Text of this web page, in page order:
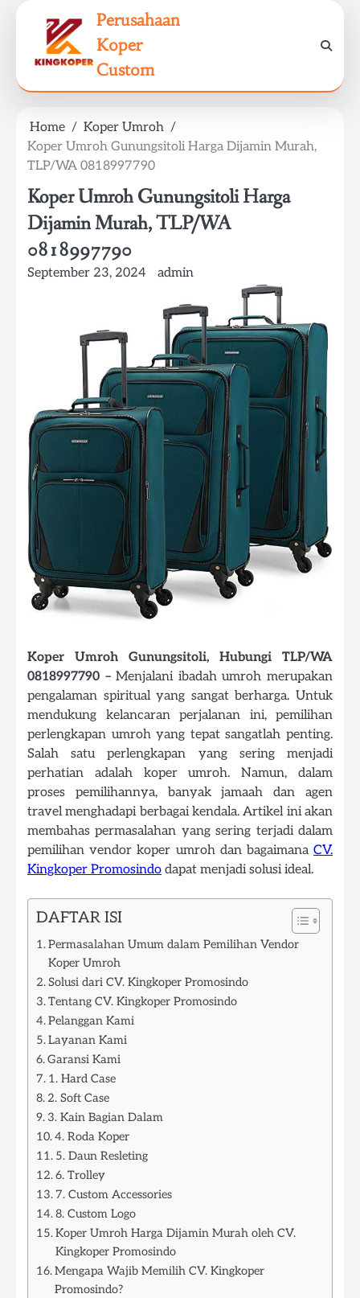
Perusahaan
Koper
Custom
Home
Koper Umroh
Koper Umroh Gunungsitoli Harga Dijamin Murah,
TLP/WA 0818997790
Koper Umroh Gunungsitoli Harga
Dijamin Murah, TLP/WA
0818997790
September 23, 2024 admin
Koper Umroh Gunungsitoli, Hubungi TLP/WA
0818997790 –Menjalani ibadah umroh merupakan
pengalaman spiritual yang sangat berharga. Untuk
mendukung kelancaran perjalanan ini, pemilihan
perlengkapan umroh yang tepat sangatlah penting.
Salah satu perlengkapan yang sering menjadi
perhatian adalah koper umroh. Namun, dalam
proses pemilihannya, banyak jamaah dan agen
travel menghadapi berbagai kendala. Artikel ini akan
membahas permasalahan yang sering terjadi dalam
pemilihan vendor koper umroh dan bagaimana CV.
Kingkoper Promosindo dapat menjadi solusi ideal.
DAFTAR ISI
Permasalahan Umum dalam Pemilihan Vendor
Koper Umroh
Solusi dari CV. Kingkoper Promosindo
Tentang CV. Kingkoper Promosindo
Pelanggan Kami
Layanan Kami
Garansi Kami
1. Hard Case
2. Soft Case
3. Kain Bagian Dalam
4. Roda Koper
5. Daun Resleting
6. Trolley
7. Custom Accessories
8. Custom Logo
Koper Umroh Harga Dijamin Murah oleh CV.
Kingkoper Promosindo
Mengapa Wajib Memilih CV. Kingkoper
Promosindo?